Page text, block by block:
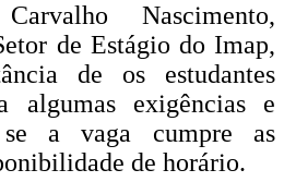
Nascimento,
de Estágio do Imap,
de os estudantes
algumas exigências e
a vaga cumpre as
de horário.